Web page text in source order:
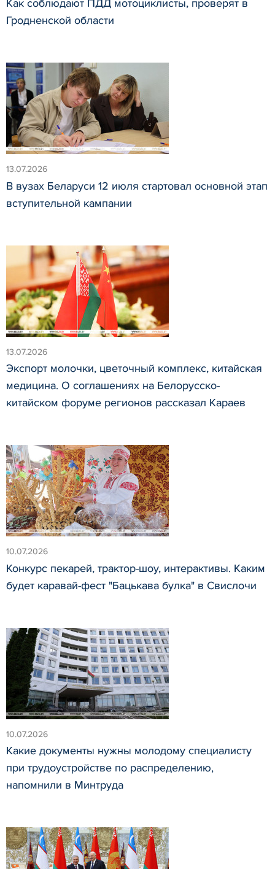
Как соблюдают ПДД мотоциклисты, проверят в
Гродненской области
13.07.2026
В вузах Беларуси 12 июля стартовал основной этап
вступительной кампании
13.07.2026
Экспорт молочки, цветочный комплекс, китайская
медицина. О соглашениях на Белорусско-
китайском форуме регионов рассказал Караев
10.07.2026
Конкурс пекарей, трактор-шоу, интерактивы. Каким
будет каравай-фест "Бацькава булка" в Свислочи
10.07.2026
Какие документы нужны молодому специалисту
при трудоустройстве по распределению,
напомнили в Минтруда